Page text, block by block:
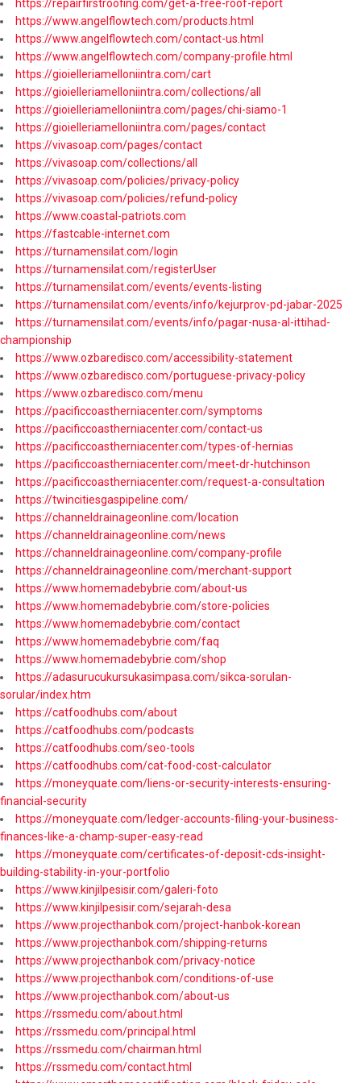
https://repairfirstroofing.com/get-a-free-roof-report
https://www.angelflowtech.com/products.html
https://www.angelflowtech.com/contact-us.html
https://www.angelflowtech.com/company-profile.html
https://gioielleriamelloniintra.com/cart
https://gioielleriamelloniintra.com/collections/all
https://gioielleriamelloniintra.com/pages/chi-siamo-1
https://gioielleriamelloniintra.com/pages/contact
https://vivasoap.com/pages/contact
https://vivasoap.com/collections/all
https://vivasoap.com/policies/privacy-policy
https://vivasoap.com/policies/refund-policy
https://www.coastal-patriots.com
https://fastcable-internet.com
https://turnamensilat.com/login
https://turnamensilat.com/registerUser
https://turnamensilat.com/events/events-listing
https://turnamensilat.com/events/info/kejurprov-pd-jabar-2025
https://turnamensilat.com/events/info/pagar-nusa-al-ittihad-
championship
https://www.ozbaredisco.com/accessibility-statement
https://www.ozbaredisco.com/portuguese-privacy-policy
https://www.ozbaredisco.com/menu
https://pacificcoastherniacenter.com/symptoms
https://pacificcoastherniacenter.com/contact-us
https://pacificcoastherniacenter.com/types-of-hernias
https://pacificcoastherniacenter.com/meet-dr-hutchinson
https://pacificcoastherniacenter.com/request-a-consultation
https://twincitiesgaspipeline.com/
https://channeldrainageonline.com/location
https://channeldrainageonline.com/news
https://channeldrainageonline.com/company-profile
https://channeldrainageonline.com/merchant-support
https://www.homemadebybrie.com/about-us
https://www.homemadebybrie.com/store-policies
https://www.homemadebybrie.com/contact
https://www.homemadebybrie.com/faq
https://www.homemadebybrie.com/shop
https://adasurucukursukasimpasa.com/sikca-sorulan-
sorular/index.htm
https://catfoodhubs.com/about
https://catfoodhubs.com/podcasts
https://catfoodhubs.com/seo-tools
https://catfoodhubs.com/cat-food-cost-calculator
https://moneyquate.com/liens-or-security-interests-ensuring-
financial-security
https://moneyquate.com/ledger-accounts-filing-your-business-
finances-like-a-champ-super-easy-read
https://moneyquate.com/certificates-of-deposit-cds-insight-
building-stability-in-your-portfolio
https://www.kinjilpesisir.com/galeri-foto
https://www.kinjilpesisir.com/sejarah-desa
https://www.projecthanbok.com/project-hanbok-korean
https://www.projecthanbok.com/shipping-returns
https://www.projecthanbok.com/privacy-notice
https://www.projecthanbok.com/conditions-of-use
https://www.projecthanbok.com/about-us
https://rssmedu.com/about.html
https://rssmedu.com/principal.html
https://rssmedu.com/chairman.html
https://rssmedu.com/contact.html